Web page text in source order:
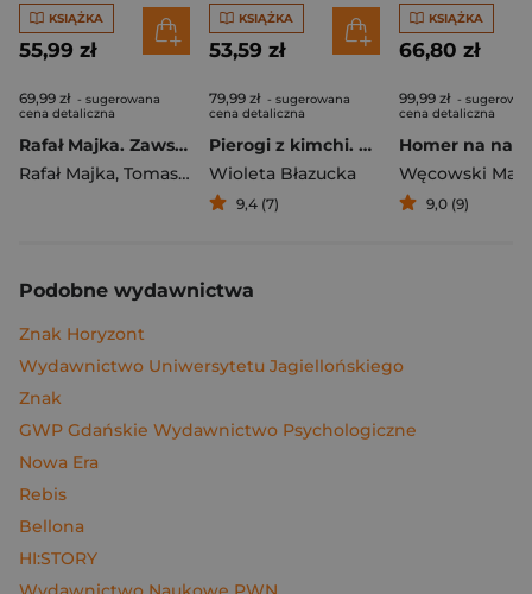
KSIĄŻKA
55,99 zł
69,99 zł - sugerowana
cena detaliczna
Rafał Majka. Zawsze z przodu. Rozmawia Tomasz Kalemba - książka z autografem
Rafał Majka, Tomasz Kalemba
KSIĄŻKA
53,59 zł
79,99 zł - sugerowana
cena detaliczna
Pierogi z kimchi. Moje ulubione azjatyckie przepisy
Wioleta Błazucka
9,4 (7)
KSIĄŻKA
66,80 zł
99,99 zł -
cena detaliczna
Węcowski
9,0 (9)
Podobne wydawnictwa
Znak Horyzont
Wydawnictwo Uniwersytetu Jagiellońskiego
Znak
GWP Gdańskie Wydawnictwo Psychologiczne
Nowa Era
Rebis
Bellona
HI:STORY